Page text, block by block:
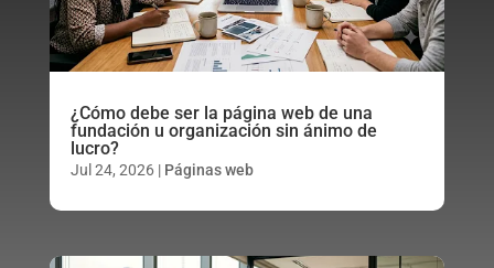
¿Cómo debe ser la página web de una
fundación u organización sin ánimo de
lucro?
Jul 24, 2026| Páginas web